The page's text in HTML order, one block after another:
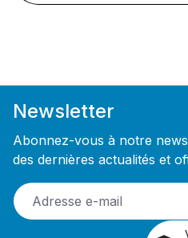
Newsletter
Abonnez-vous à notre
des dernières actualités et